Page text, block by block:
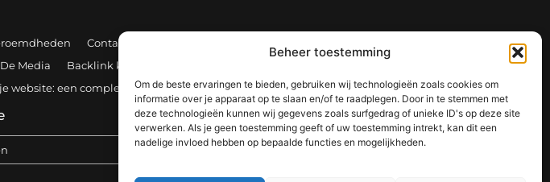
Beheer toestemming
Om de beste ervaringen te bieden, gebruiken wij technologieën zoals cookies om
informatie over je apparaat op te slaan en/of te raadplegen. Door in te stemmen met
deze technologieën kunnen wij gegevens zoals surfgedrag of unieke ID's op deze site
verwerken. Als je geen toestemming geeft of uw toestemming intrekt, kan dit een
nadelige invloed hebben op bepaalde functies en mogelijkheden.
Contact
Media
Backlink kopen: hoe en waarom het jouw website kan laten groeien
website: een complete gids voor succes